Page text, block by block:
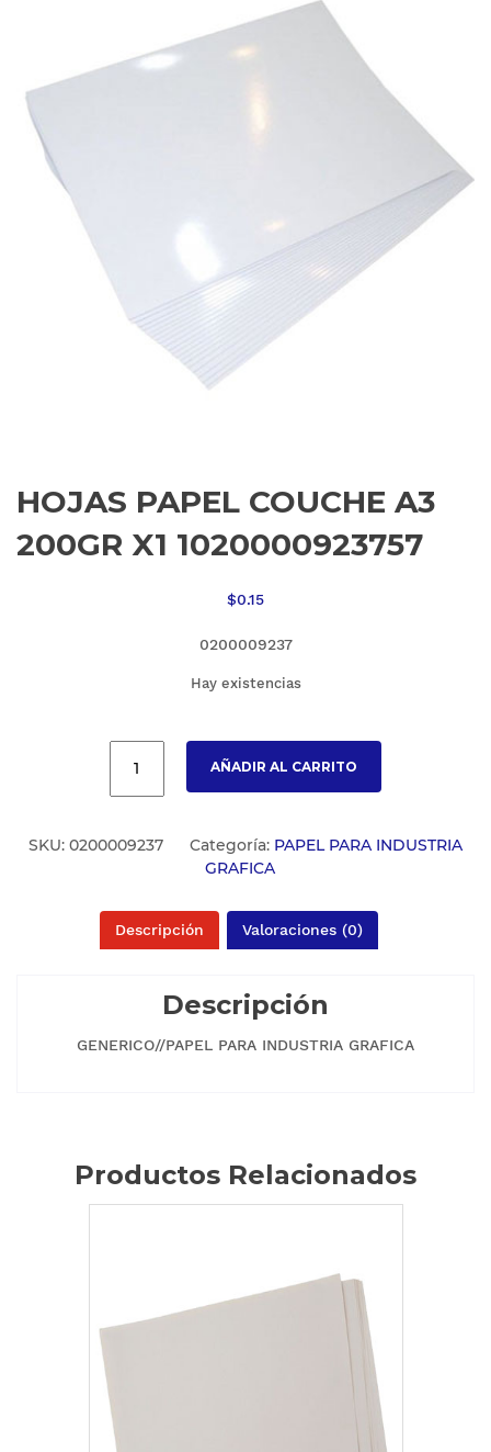
HOJAS PAPEL COUCHE A3
200GR X1 1020000923757
$0.15
0200009237
Hay existencias
AÑADIR AL CARRITO
SKU: 0200009237 Categoría: PAPEL PARA INDUSTRIA
GRAFICA
Descripción Valoraciones (0)
Descripción
GENERICO//PAPEL PARA INDUSTRIA GRAFICA
Productos Relacionados